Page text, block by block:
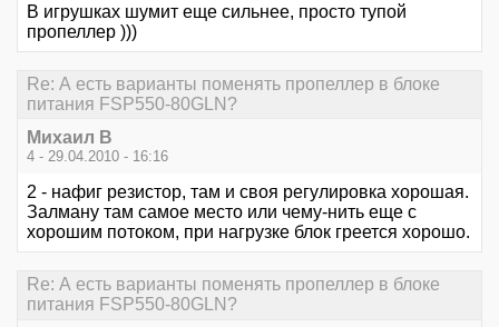
В игрушках шумит еще сильнее, просто тупой
пропеллер )))
Re: А есть варианты поменять пропеллер в блоке
питания FSP550-80GLN?
Михаил В
4 - 29.04.2010 - 16:16
2 - нафиг резистор, там и своя регулировка хорошая.
Залману там самое место или чему-нить еще с
хорошим потоком, при нагрузке блок греется хорошо.
Re: А есть варианты поменять пропеллер в блоке
питания FSP550-80GLN?